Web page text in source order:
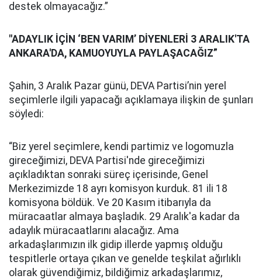
destek olmayacağız.”
"ADAYLIK İÇİN ‘BEN VARIM’ DİYENLERİ 3 ARALIK'TA
ANKARA'DA, KAMUOYUYLA PAYLAŞACAĞIZ”
Şahin, 3 Aralık Pazar günü, DEVA Partisi’nin yerel
seçimlerle ilgili yapacağı açıklamaya ilişkin de şunları
söyledi:
“Biz yerel seçimlere, kendi partimiz ve logomuzla
gireceğimizi, DEVA Partisi'nde gireceğimizi
açıkladıktan sonraki süreç içerisinde, Genel
Merkezimizde 18 ayrı komisyon kurduk. 81 ili 18
komisyona böldük. Ve 20 Kasım itibarıyla da
müracaatlar almaya başladık. 29 Aralık'a kadar da
adaylık müracaatlarını alacağız. Ama
arkadaşlarımızın ilk gidip illerde yapmış olduğu
tespitlerle ortaya çıkan ve genelde teşkilat ağırlıklı
olarak güvendiğimiz, bildiğimiz arkadaşlarımız,